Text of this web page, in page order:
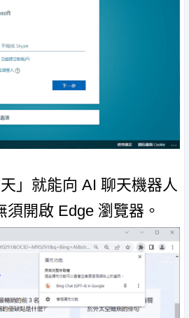
」就能向 AI 聊天機器人
開啟 Edge 瀏覽器。